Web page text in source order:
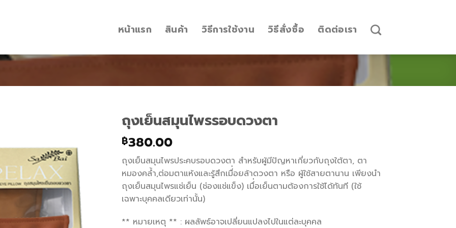
หน้าแรก สินค้า วิธีการใช้งาน วิธีสั่งซื้อ ติดต่อเรา
wishlist
ถุงเย็นสมุนไพรรอบดวงตา
฿380.00
ถุงเย็นสมุนไพรประคบรอบดวงตา สำหรับผู้มีปัญหาเกี่ยวกับถุงใต้ตา, ตา
หมองคล้ำ,ต่อมตาแห้งและรู้สึกเมื่่อยล้าดวงตา หรือ ผู้ใช้สายตานาน เพียงนำ
ถุงเย็นสมุนไพรแช่เย็น (ช่องแช่แข็ง) เมื่่อเย็นตามต้องการใช้ได้ทันที (ใช้
เฉพาะบุคคลเดียวเท่านั้น)
** หมายเหตุ ** : ผลลัพธ์อาจเปลี่ยนแปลงไปในแต่ละบุคคล